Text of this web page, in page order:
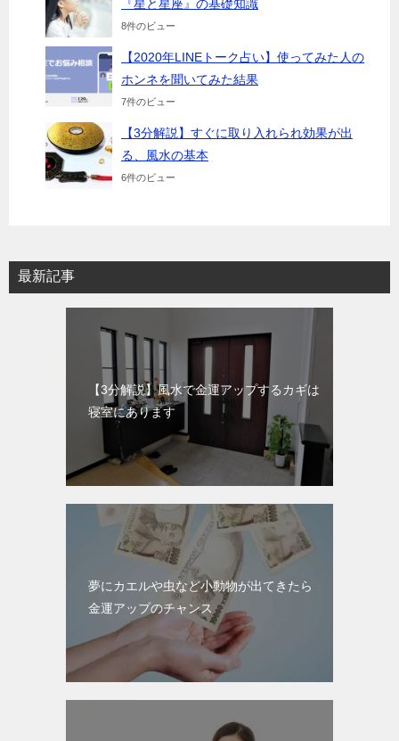
『星と星座』の基礎知識
8件のビュー
【2020年LINEトーク占い】使ってみた人の
ホンネを聞いてみた結果
7件のビュー
【3分解説】すぐに取り入れられ効果が出
る、風水の基本
6件のビュー
最新記事
【3分解説】風水で金運アップするカギは
寝室にあります
夢にカエルや虫など小動物が出てきたら
金運アップのチャンス